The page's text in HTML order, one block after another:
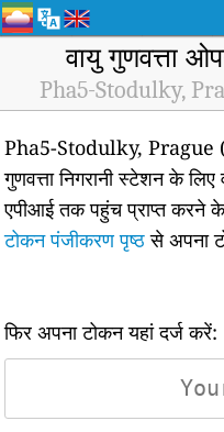
वायु गुणवत्ता
Pha5-Stodulky,
Pha5-Stodulky, Prague
गुणवत्ता निगरानी स्टेशन के
एपीआई तक पहुंच प्राप्त करने
टोकन पंजीकरण पृष्ठसे अपना
फिर अपना टोकन यहां दर्ज करें: